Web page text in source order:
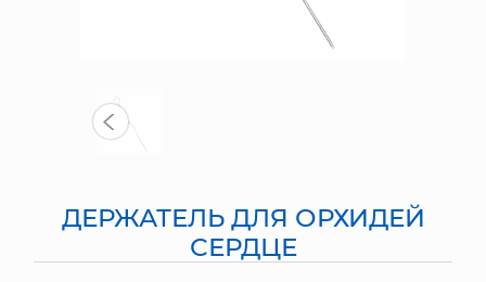
ПРЕДМЕТЫ ИНТЕРЬЕРА
ЯЩИКИ
СУНДУКИ
ДЕРЖАТЕЛЬ ДЛЯ ОРХИДЕЙ
СЕРДЦЕ